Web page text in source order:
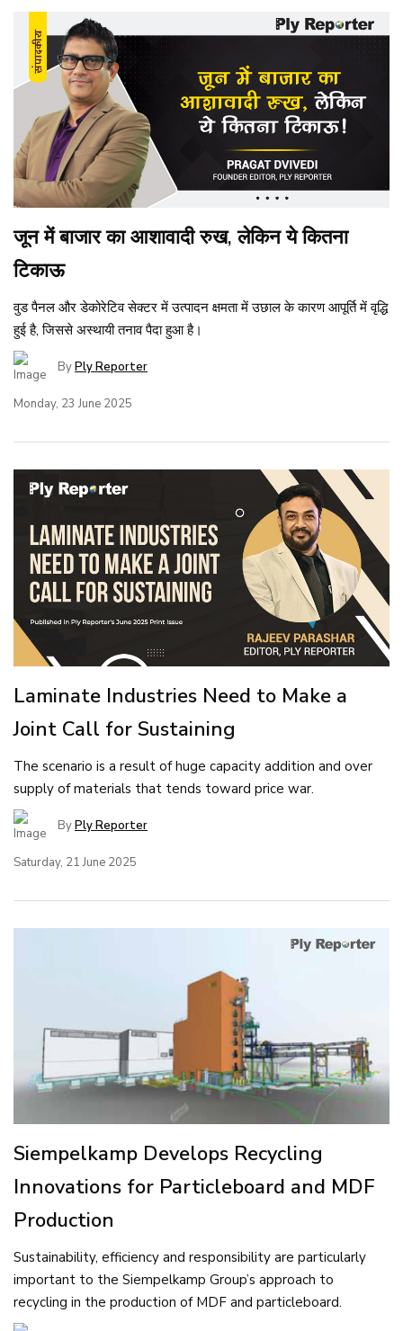
जून में बाजार का आशावादी रुख, लेकिन ये कितना
टिकाऊ
वुड पैनल और डेकोरेटिव सेक्टर में उत्पादन क्षमता में उछाल के कारण आपूर्ति में वृद्धि
हुई है, जिससे अस्थायी तनाव पैदा हुआ है।
ByPly Reporter
Monday, 23 June 2025
Laminate Industries Need to Make a
Joint Call for Sustaining
The scenario is a result of huge capacity addition and over
supply of materials that tends toward price war.
ByPly Reporter
Saturday, 21 June 2025
Siempelkamp Develops Recycling
Innovations for Particleboard and MDF
Production
Sustainability, efficiency and responsibility are particularly
important to the Siempelkamp Group’s approach to
recycling in the production of MDF and particleboard.